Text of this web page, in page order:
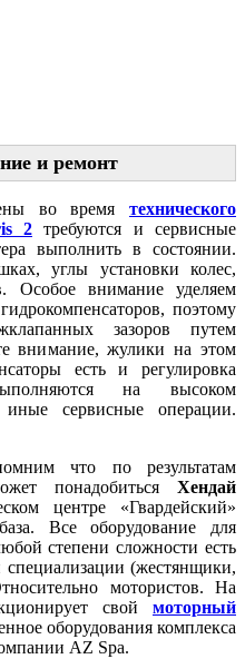
и ремонт
во время технического
2 требуются и сервисные
выполнить в состоянии.
углы установки колес,
Особое внимание уделяем
поэтому
зазоров путем
внимание, жулики на этом
есть и регулировка
на высоком
сервисные операции.
что по результатам
понадобиться Хендай
центре «Гвардейский»
Все оборудование для
степени сложности есть
специализации (жестянщики,
мотористов. На
свой моторный
оборудования комплекса
AZ Spa.